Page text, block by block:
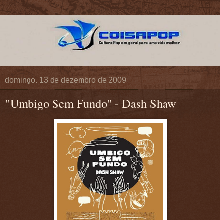
domingo, 13 de dezembro de 2009
"Umbigo Sem Fundo" - Dash Shaw